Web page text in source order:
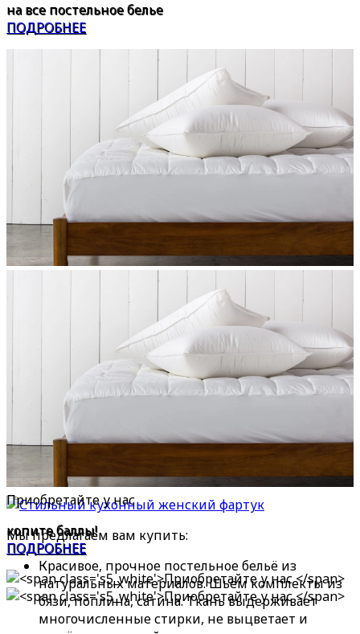
на все постельное белье
ПОДРОБНЕЕ
Приобретайте у нас
копите баллы!
ПОДРОБНЕЕ
Швейная фабрика -
Магазин текстиля
Мы предлагаем вам купить:
Красивое, прочное постельное бельё из
натуральных материалов. Шьём комплекты из
бязи, поплина, сатина. Ткань выдерживает
многочисленные стирки, не выцветает и